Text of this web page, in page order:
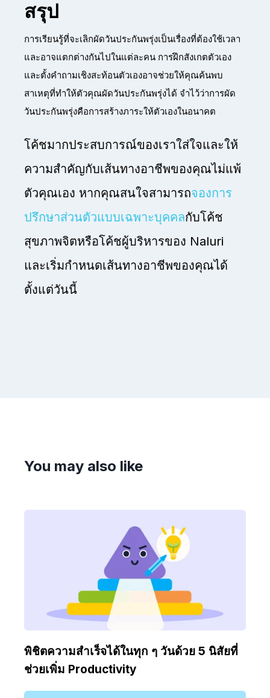
สรุป
การเรียนรู้ที่จะเลิกผัดวันประกันพรุ่งเป็นเรื่องที่ต้องใช้เวลา
และอาจแตกต่างกันไปในแต่ละคน การฝึกสังเกตตัวเอง
และตั้งคำถามเชิงสะท้อนตัวเองอาจช่วยให้คุณค้นพบ
สาเหตุที่ทำให้ตัวคุณผัดวันประกันพรุ่งได้ จำไว้ว่าการผัด
วันประกันพรุ่งคือการสร้างภาระให้ตัวเองในอนาคต
โค้ชมากประสบการณ์ของเราใส่ใจและให้
ความสำคัญกับเส้นทางอาชีพของคุณไม่แพ้
ตัวคุณเอง หากคุณสนใจสามารถจองการ
ปรึกษาส่วนตัวแบบเฉพาะบุคคลกับโค้ช
สุขภาพจิตหรือโค้ชผู้บริหารของ Naluri
และเริ่มกำหนดเส้นทางอาชีพของคุณได้
ตั้งแต่วันนี้
You may also like
พิชิตความสำเร็จได้ในทุก ๆ วันด้วย 5 นิสัยที่
ช่วยเพิ่ม Productivity